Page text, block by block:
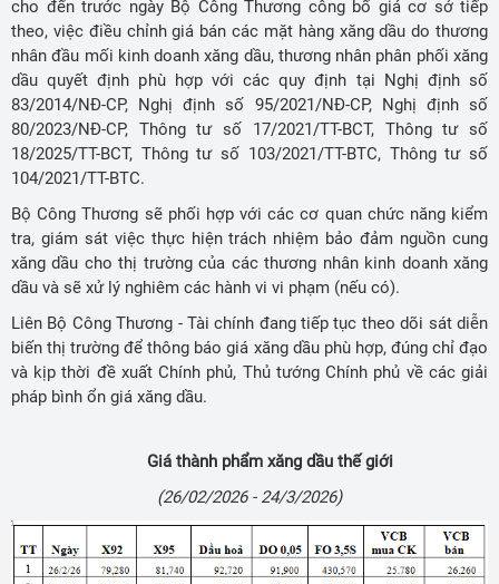
cho đến trước ngày Bộ Công Thương công bố giá cơ sở tiếp
theo, việc điều chỉnh giá bán các mặt hàng xăng dầu do thương
nhân đầu mối kinh doanh xăng dầu, thương nhân phân phối xăng
dầu quyết định phù hợp với các quy định tại Nghị định số
83/2014/NĐ-CP, Nghị định số 95/2021/NĐ-CP, Nghị định số
80/2023/NĐ-CP, Thông tư số 17/2021/TT-BCT, Thông tư số
18/2025/TT-BCT, Thông tư số 103/2021/TT-BTC, Thông tư số
104/2021/TT-BTC.
Bộ Công Thương sẽ phối hợp với các cơ quan chức năng kiểm
tra, giám sát việc thực hiện trách nhiệm bảo đảm nguồn cung
xăng dầu cho thị trường của các thương nhân kinh doanh xăng
dầu và sẽ xử lý nghiêm các hành vi vi phạm (nếu có).
Liên Bộ Công Thương - Tài chính đang tiếp tục theo dõi sát diễn
biến thị trường để thông báo giá xăng dầu phù hợp, đúng chỉ đạo
và kịp thời đề xuất Chính phủ, Thủ tướng Chính phủ về các giải
pháp bình ổn giá xăng dầu.
Giá thành phẩm xăng dầu thế giới
(26/02/2026 - 24/3/2026)